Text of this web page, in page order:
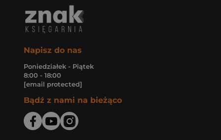
Napisz do nas
Poniedziałek - Piątek
8:00 - 18:00
[email protected]
Bądź z nami na bieżąco